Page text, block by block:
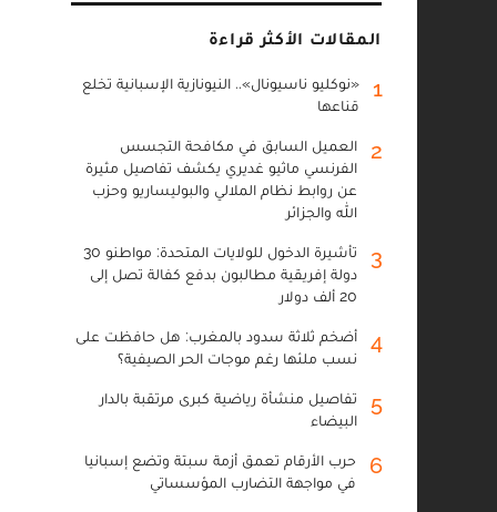
المقالات الأكثر قراءة
1
«نوكليو ناسيونال».. النيونازية الإسبانية تخلع
قناعها
2
العميل السابق في مكافحة التجسس
الفرنسي ماثيو غديري يكشف تفاصيل مثيرة
عن روابط نظام الملالي والبوليساريو وحزب
الله والجزائر
3
تأشيرة الدخول للولايات المتحدة: مواطنو 30
دولة إفريقية مطالبون بدفع كفالة تصل إلى
20 ألف دولار
4
أضخم ثلاثة سدود بالمغرب: هل حافظت على
نسب ملئها رغم موجات الحر الصيفية؟
5
تفاصيل منشأة رياضية كبرى مرتقبة بالدار
البيضاء
6
حرب الأرقام تعمق أزمة سبتة وتضع إسبانيا
في مواجهة التضارب المؤسساتي